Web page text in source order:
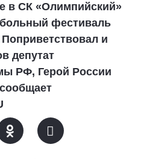
в СК «Олимпийский»
фестиваль
и
депутат
РФ, Герой России